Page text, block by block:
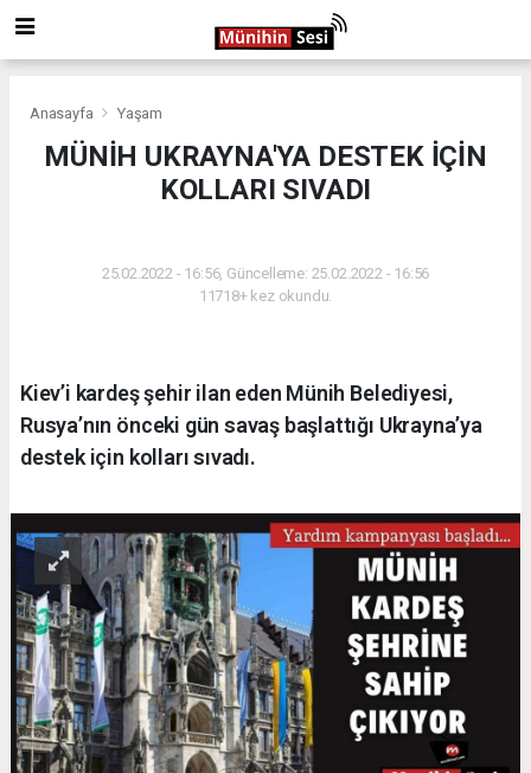
Anasayfa Yaşam
MÜNİH UKRAYNA'YA DESTEK İÇİN
KOLLARI SIVADI
25.02.2022 - 16:56, Güncelleme: 25.02.2022 - 16:56
11718+ kez okundu.
Kiev’i kardeş şehir ilan eden Münih Belediyesi,
Rusya’nın önceki gün savaş başlattığı Ukrayna’ya
destek için kolları sıvadı.